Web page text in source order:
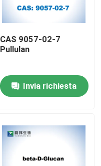
CAS 9057-02-7
Pullulan
Invia richiesta